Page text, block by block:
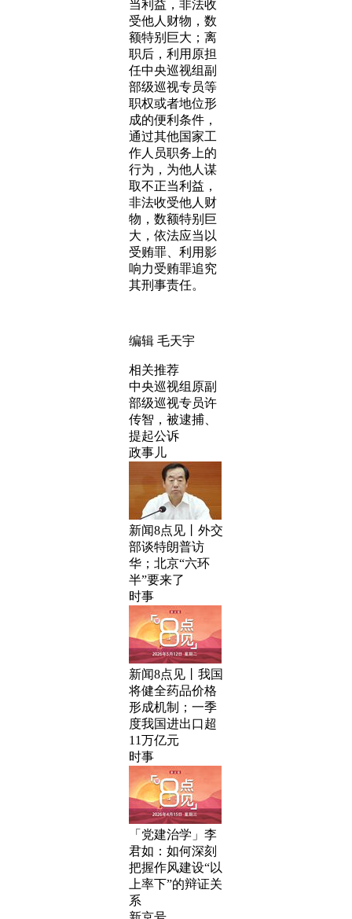
当利益，非法收
受他人财物，数
额特别巨大；离
职后，利用原担
任中央巡视组副
部级巡视专员等
职权或者地位形
成的便利条件，
通过其他国家工
作人员职务上的
行为，为他人谋
取不正当利益，
非法收受他人财
物，数额特别巨
大，依法应当以
受贿罪、利用影
响力受贿罪追究
其刑事责任。
编辑 毛天宇
相关推荐
中央巡视组原副
部级巡视专员许
传智，被逮捕、
提起公诉
政事儿
新闻8点见丨外交
部谈特朗普访
华；北京“六环
半”要来了
时事
新闻8点见丨我国
将健全药品价格
形成机制；一季
度我国进出口超
11万亿元
时事
「党建治学」李
君如：如何深刻
把握作风建设“以
上率下”的辩证关
系